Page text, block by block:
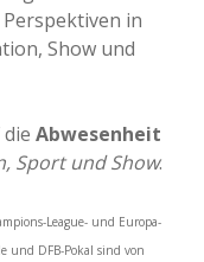
in
Show und
Abwesenheit
Sport und Show.
League- und Europa-
und DFB-Pokal sind von